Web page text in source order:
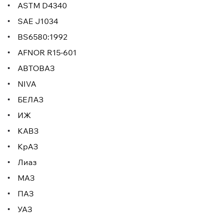
ASTM D4340
SAE J1034
BS6580:1992
AFNOR R15-601
АВТОВАЗ
NIVA
БЕЛАЗ
ИЖ
КАВЗ
КрАЗ
Лиаз
МАЗ
ПАЗ
УАЗ